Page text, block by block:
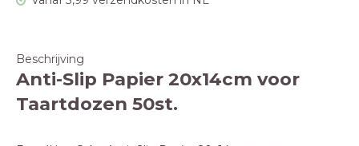
Beschrijving
Anti-Slip Papier 20x14cm voor
Taartdozen 50st.